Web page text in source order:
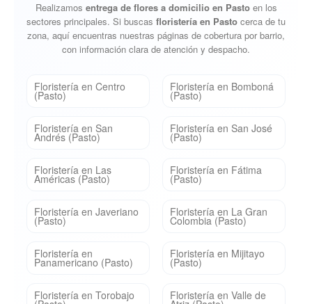
Realizamos entrega de flores a domicilio en Pastoen los
sectores principales. Si buscas floristería en Pasto cerca de tu
zona, aquí encuentras nuestras páginas de cobertura por barrio,
con información clara de atención y despacho.
Floristería en Centro
(Pasto)
Floristería en Bomboná
(Pasto)
Floristería en San
Andrés (Pasto)
Floristería en San José
(Pasto)
Floristería en Las
Américas (Pasto)
Floristería en Fátima
(Pasto)
Floristería en Javeriano
(Pasto)
Floristería en La Gran
Colombia (Pasto)
Floristería en
Panamericano (Pasto)
Floristería en Mijitayo
(Pasto)
Floristería en Torobajo Floristería en Valle de